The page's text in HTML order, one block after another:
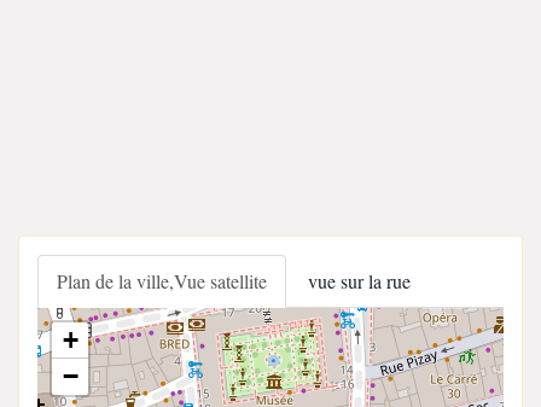
Plan de la ville,Vue satellite vue sur la rue
+
−